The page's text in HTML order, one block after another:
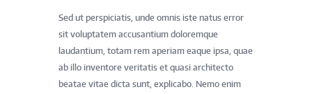
Sed ut perspiciatis, unde omnis iste natus error
sit voluptatem accusantium doloremque
laudantium, totam rem aperiam eaque ipsa, quae
ab illo inventore veritatis et quasi architecto
beatae vitae dicta sunt, explicabo. Nemo enim